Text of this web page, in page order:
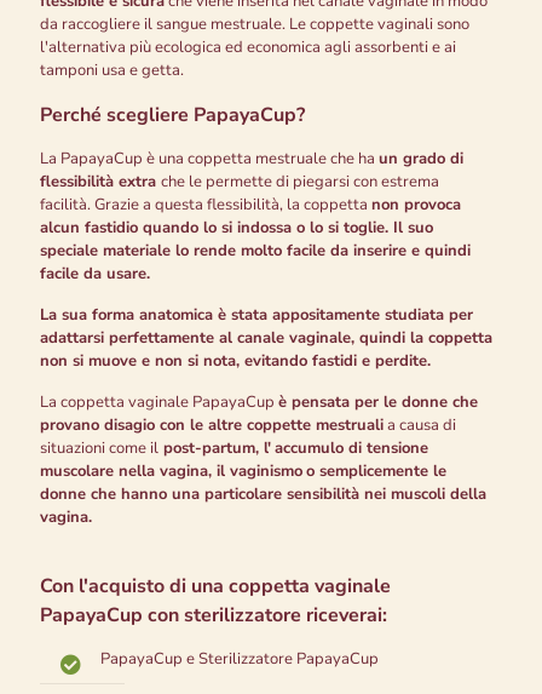
da raccogliere il sangue mestruale. Le coppette vaginali sono
l'alternativa più ecologica ed economica agli assorbenti e ai
tamponi usa e getta.
Perché scegliere PapayaCup?
La PapayaCup è una coppetta mestruale che ha un grado di
flessibilità extra che le permette di piegarsi con estrema
facilità. Grazie a questa flessibilità, la coppetta non provoca
alcun fastidio quando lo si indossa o lo si toglie. Il suo
speciale materiale lo rende molto facile da inserire e quindi
facile da usare.
La sua forma anatomica è stata appositamente studiata per
adattarsi perfettamente al canale vaginale, quindi la coppetta
non si muove e non si nota, evitando fastidi e perdite.
La coppetta vaginale PapayaCup è pensata per le donne che
provano disagio con le altre coppette mestrualia causa di
situazioni come il post-partum, l'accumulo di tensione
muscolare nella vagina, il vaginismoo semplicemente le
donne che hanno una particolare sensibilità nei muscoli della
vagina.
Con l'acquisto di una coppetta vaginale
PapayaCup con sterilizzatore riceverai:
PapayaCup e Sterilizzatore PapayaCup